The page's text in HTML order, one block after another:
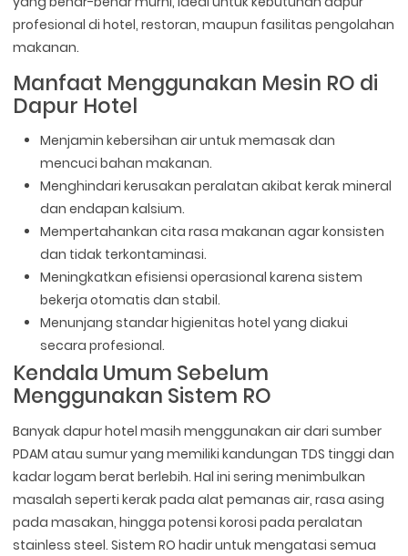
profesional di hotel, restoran, maupun fasilitas pengolahan
makanan.
Manfaat Menggunakan Mesin RO di
Dapur Hotel
Menjamin kebersihan air untuk memasak dan
mencuci bahan makanan.
Menghindari kerusakan peralatan akibat kerak mineral
dan endapan kalsium.
Mempertahankan cita rasa makanan agar konsisten
dan tidak terkontaminasi.
Meningkatkan efisiensi operasional karena sistem
bekerja otomatis dan stabil.
Menunjang standar higienitas hotel yang diakui
secara profesional.
Kendala Umum Sebelum
Menggunakan Sistem RO
Banyak dapur hotel masih menggunakan air dari sumber
PDAM atau sumur yang memiliki kandungan TDS tinggi dan
kadar logam berat berlebih. Hal ini sering menimbulkan
masalah seperti kerak pada alat pemanas air, rasa asing
pada masakan, hingga potensi korosi pada peralatan
stainless steel. Sistem RO hadir untuk mengatasi semua